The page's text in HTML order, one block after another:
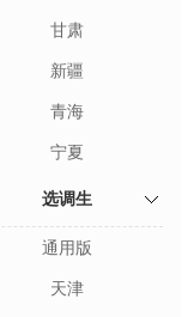
甘肃
新疆
青海
宁夏
选调生
通用版
天津